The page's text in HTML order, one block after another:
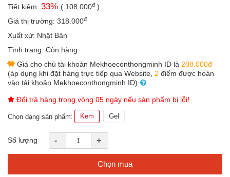
Bé
tắm
Bé
mà
học
Dành
mẹ
Dành
bố
Đồ
trong
Tiết kiệm: 33% ( 108.000đ )
Giá thị trường: 318.000đ
Xuất xứ: Nhật Bản
Tình trạng: Còn hàng
Giá cho chủ tài khoản Mekhoeconthongminh ID là 208.000đ
(áp dụng khi đặt hàng trực tiếp qua Website, 2 điểm được hoàn
vào tài khoản Mekhoeconthongminh ID)
Đổi trả hàng trong vòng 05 ngày nếu sản phẩm bị lỗi!
Chọn dạng sản phẩm: Kem Gel
Số lượng - +
Chọn mua